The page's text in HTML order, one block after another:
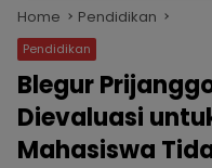
Home Pendidikan
Pendidikan
Blegur
Dievaluasi
Mahasiswa